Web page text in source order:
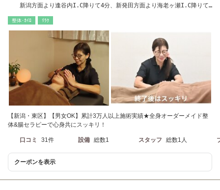
新潟方面より逢谷内I.C降りて4分、新発田方面より海老ヶ瀬I.C降りて5
整体･ｶｲﾛ ﾘﾗｸ
【新潟・東区】【男女OK】累計3万人以上施術実績★全身オーダーメイド整
体&腸セラピーで心身共にスッキリ！
口コミ 31件 設備 総数1 スタッフ 総数1人
クーポンを表示